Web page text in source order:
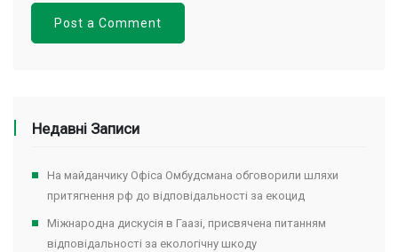
Недавні Записи
На майданчику Офіса Омбудсмана обговорили шляхи
притягнення рф до відповідальності за екоцид
Міжнародна дискусія в Гаазі, присвячена питанням
відповідальності за екологічну шкоду